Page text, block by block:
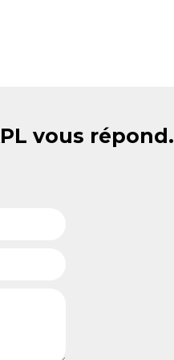
vous répond.